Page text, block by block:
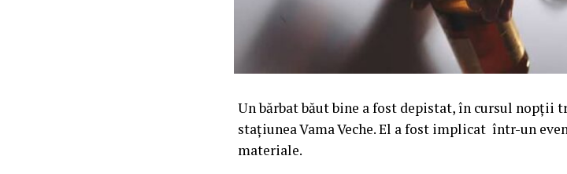
Un bărbat băut bine a fost depistat, în cursul nopții
stațiunea Vama Veche. El a fost implicat într-un
materiale.